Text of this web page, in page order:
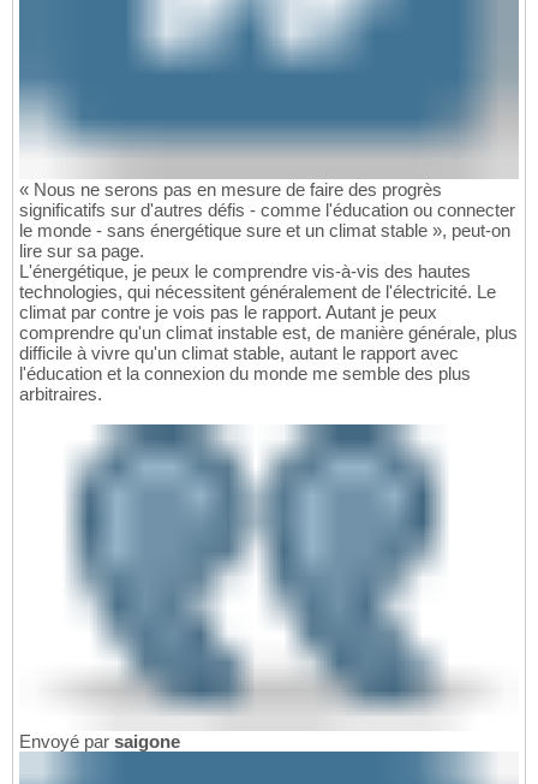
« Nous ne serons pas en mesure de faire des progrès
significatifs sur d'autres défis - comme l'éducation ou connecter
le monde - sans énergétique sure et un climat stable », peut-on
lire sur sa page.
L'énergétique, je peux le comprendre vis-à-vis des hautes
technologies, qui nécessitent généralement de l'électricité. Le
climat par contre je vois pas le rapport. Autant je peux
comprendre qu'un climat instable est, de manière générale, plus
difficile à vivre qu'un climat stable, autant le rapport avec
l'éducation et la connexion du monde me semble des plus
arbitraires.
Envoyé par saigone